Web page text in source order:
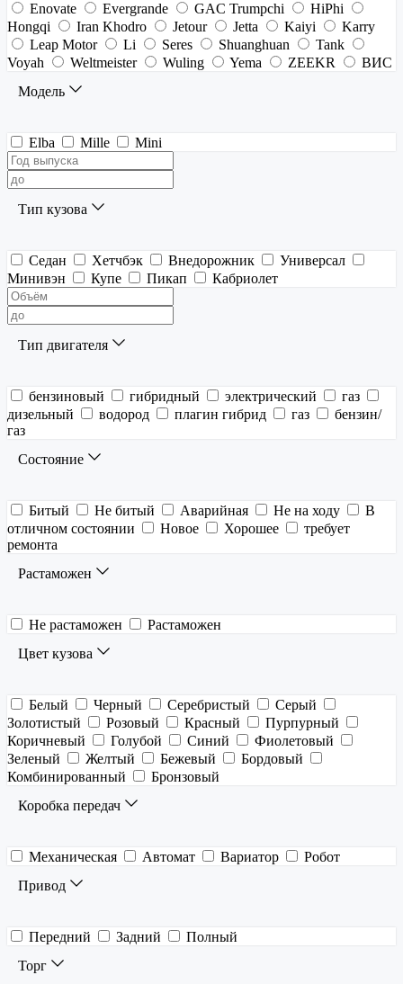
Enovate
Evergrande GAC Trumpchi
HiPhi
Hongqi
Iran Khodro Jetour Jetta Kaiyi
Karry
Leap Motor
Li Seres Shuanghuan
Tank
Voyah
Weltmeister Wuling Yema ZEEKR
ВИС
Модель
Elba Mille Mini
Тип кузова
Седан Хетчбэк Внедорожник
Универсал
Минивэн
Купе Пикап Кабриолет
Тип двигателя
бензиновый гибридный электрический
газ
дизельный
водород плагин гибрид газ
бензин/
газ
Состояние
Битый Не битый Аварийная Не на ходу
В
отличном состоянии
Новое Хорошее
требует
ремонта
Растаможен
Не растаможен
Растаможен
Цвет кузова
Белый Черный Серебристый
Серый
Золотистый
Розовый Красный
Пурпурный
Коричневый
Голубой Синий
Фиолетовый
Зеленый
Желтый Бежевый
Бордовый
Комбинированный
Бронзовый
Коробка передач
Механическая Автомат Вариатор
Робот
Привод
Передний Задний
Полный
Торг